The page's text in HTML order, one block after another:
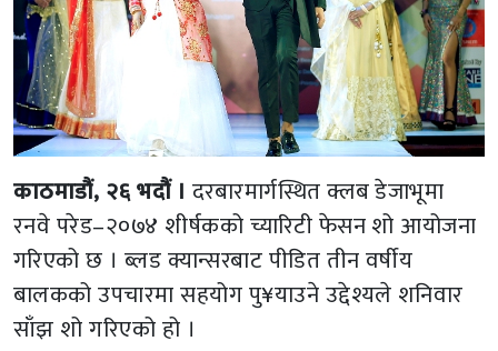
काठमाडौं, २६ भदौं । दरबारमार्गस्थित क्लब डेजाभूमा
रनवे परेड–२०७४ शीर्षकको च्यारिटी फेसन शो आयोजना
गरिएको छ । ब्लड क्यान्सरबाट पीडित तीन वर्षीय
बालकको उपचारमा सहयोग पु¥याउने उद्देश्यले शनिवार
साँझ शो गरिएको हो ।